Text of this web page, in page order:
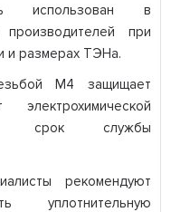
использован в
производителей при
и размерах ТЭНа.
М4 защищает
срок службы
рекомендуют
уплотнительную